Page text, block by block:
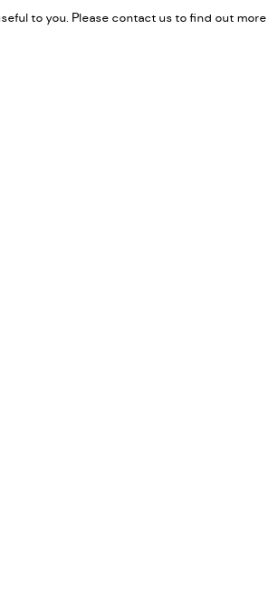
to you. Please contact us to find out